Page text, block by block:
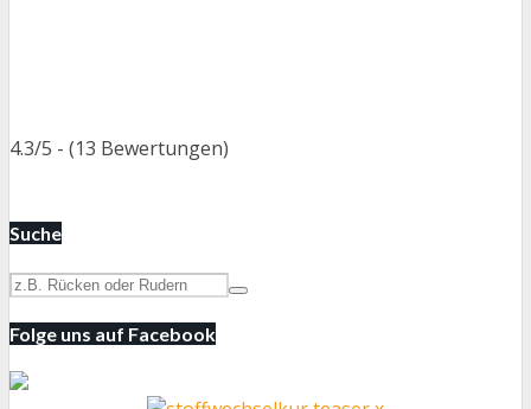
4.3/5 - (13 Bewertungen)
Suche
Folge uns auf Facebook